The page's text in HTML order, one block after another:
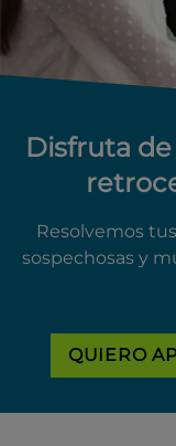
Disfruta
Resolvemos
sospechosas y
QUIERO